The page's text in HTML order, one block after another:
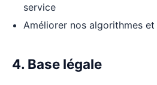
service
Améliorer nos algorithmes
4. Base légale